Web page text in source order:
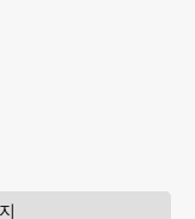
이지